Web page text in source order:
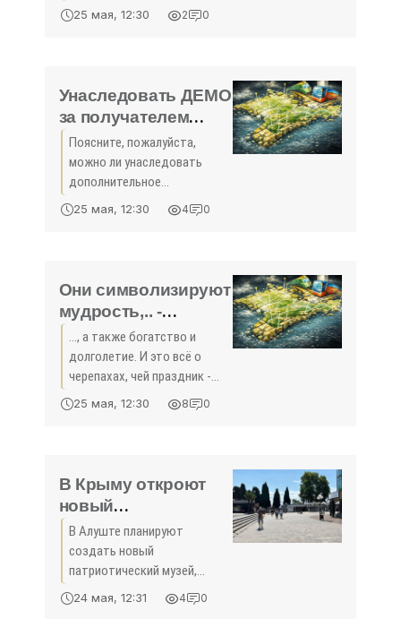
движения большегрузов на
участке федеральной
Ограничение действует с 21
мая до
25 мая, 12:30 2 0
Унаследовать ДЕМО
за получателем
можно? - «Общество
Крыма»
Поясните, пожалуйста,
можно ли унаследовать
дополнительное
ежемесячное обеспечение,
которое получал мой муж,
Симферополь.
25 мая, 12:30 4 0
Они символизируют
мудрость,.. -
«Общество Крыма»
..., а также богатство и
долголетие. И это всё о
черепахах, чей праздник -
Всемирный день черепахи -
отмечается 23 мая. В
болотная черепаха -
единственный вид
25 мая, 12:30 8 0
В Крыму откроют
новый
патриотический
музей - «Новости
Крыма»
В Алуште планируют
создать новый
патриотический музей,
который будет посвящён
героям разных времен,
24 мая, 12:31 4 0